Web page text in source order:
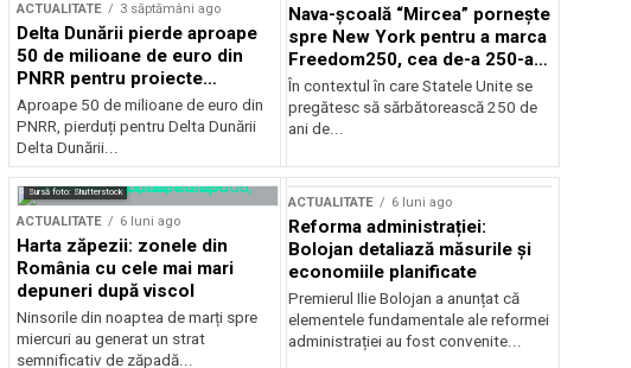
ACTUALITATE 3 săptămâni ago
Delta Dunării pierde aproape
50 de milioane de euro din
PNRR pentru proiecte
esențiale
Aproape 50 de milioane de euro din
PNRR, pierduți pentru Delta Dunării
Delta Dunării...
Nava-școală “Mircea” pornește
spre New York pentru a marca
Freedom250, cea de-a 250-a
aniversare a Statelor Unite
În contextul în care Statele Unite se
pregătesc să sărbătorească 250 de
ani de...
Sursă foto: Shutterstock
ACTUALITATE 6 luni ago
Harta zăpezii: zonele din
România cu cele mai mari
depuneri după viscol
Ninsorile din noaptea de marți spre
miercuri au generat un strat
semnificativ de zăpadă...
ACTUALITATE 6 luni ago
Reforma administrației:
Bolojan detaliază măsurile și
economiile planificate
Premierul Ilie Bolojan a anunțat că
elementele fundamentale ale reformei
administrației au fost convenite...